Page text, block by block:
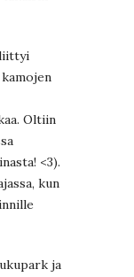
Oltiin
<3).
kun
ja